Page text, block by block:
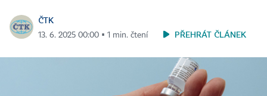
ČTK
13. 6. 2025 00:00 ▪ 1 min. čtení PŘEHRÁT ČLÁNEK